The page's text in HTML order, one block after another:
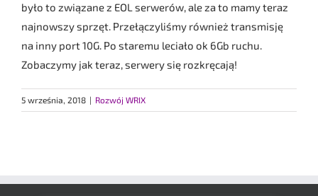
było to związane z EOL serwerów, ale za to mamy teraz
najnowszy sprzęt. Przełączyliśmy również transmisję
na inny port 10G. Po staremu leciało ok 6Gb ruchu.
Zobaczymy jak teraz, serwery się rozkręcają!
5 września, 2018 | Rozwój WRIX